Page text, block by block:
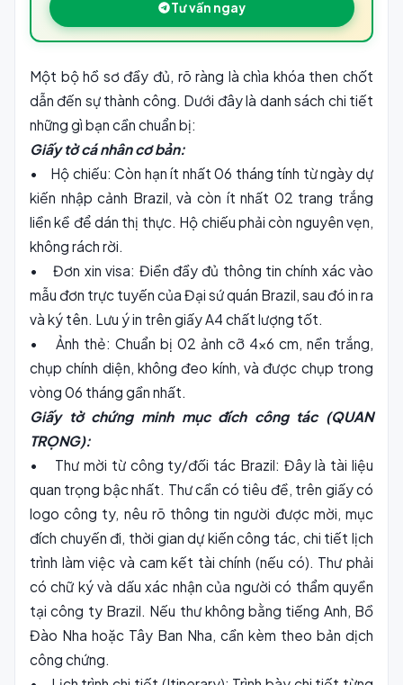
Tư vấn ngay
Một bộ hồ sơ đầy đủ, rõ ràng là chìa khóa then chốt
dẫn đến sự thành công. Dưới đây là danh sách chi tiết
những gì bạn cần chuẩn bị:
Giấy tờ cá nhân cơ bản:
• Hộ chiếu: Còn hạn ít nhất 06 tháng tính từ ngày dự
kiến nhập cảnh Brazil, và còn ít nhất 02 trang trắng
liền kề để dán thị thực. Hộ chiếu phải còn nguyên vẹn,
không rách rời.
• Đơn xin visa: Điền đầy đủ thông tin chính xác vào
mẫu đơn trực tuyến của Đại sứ quán Brazil, sau đó in ra
và ký tên. Lưu ý in trên giấy A4 chất lượng tốt.
• Ảnh thẻ: Chuẩn bị 02 ảnh cỡ 4x6 cm, nền trắng,
chụp chính diện, không đeo kính, và được chụp trong
vòng 06 tháng gần nhất.
Giấy tờ chứng minh mục đích công tác (QUAN
TRỌNG):
• Thư mời từ công ty/đối tác Brazil: Đây là tài liệu
quan trọng bậc nhất. Thư cần có tiêu đề, trên giấy có
logo công ty, nêu rõ thông tin người được mời, mục
đích chuyến đi, thời gian dự kiến công tác, chi tiết lịch
trình làm việc và cam kết tài chính (nếu có). Thư phải
có chữ ký và dấu xác nhận của người có thẩm quyền
tại công ty Brazil. Nếu thư không bằng tiếng Anh, Bồ
Đào Nha hoặc Tây Ban Nha, cần kèm theo bản dịch
công chứng.